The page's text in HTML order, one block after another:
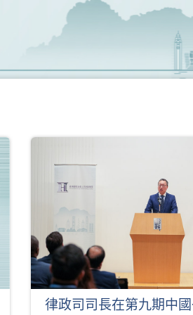
律政司司長在第九期中